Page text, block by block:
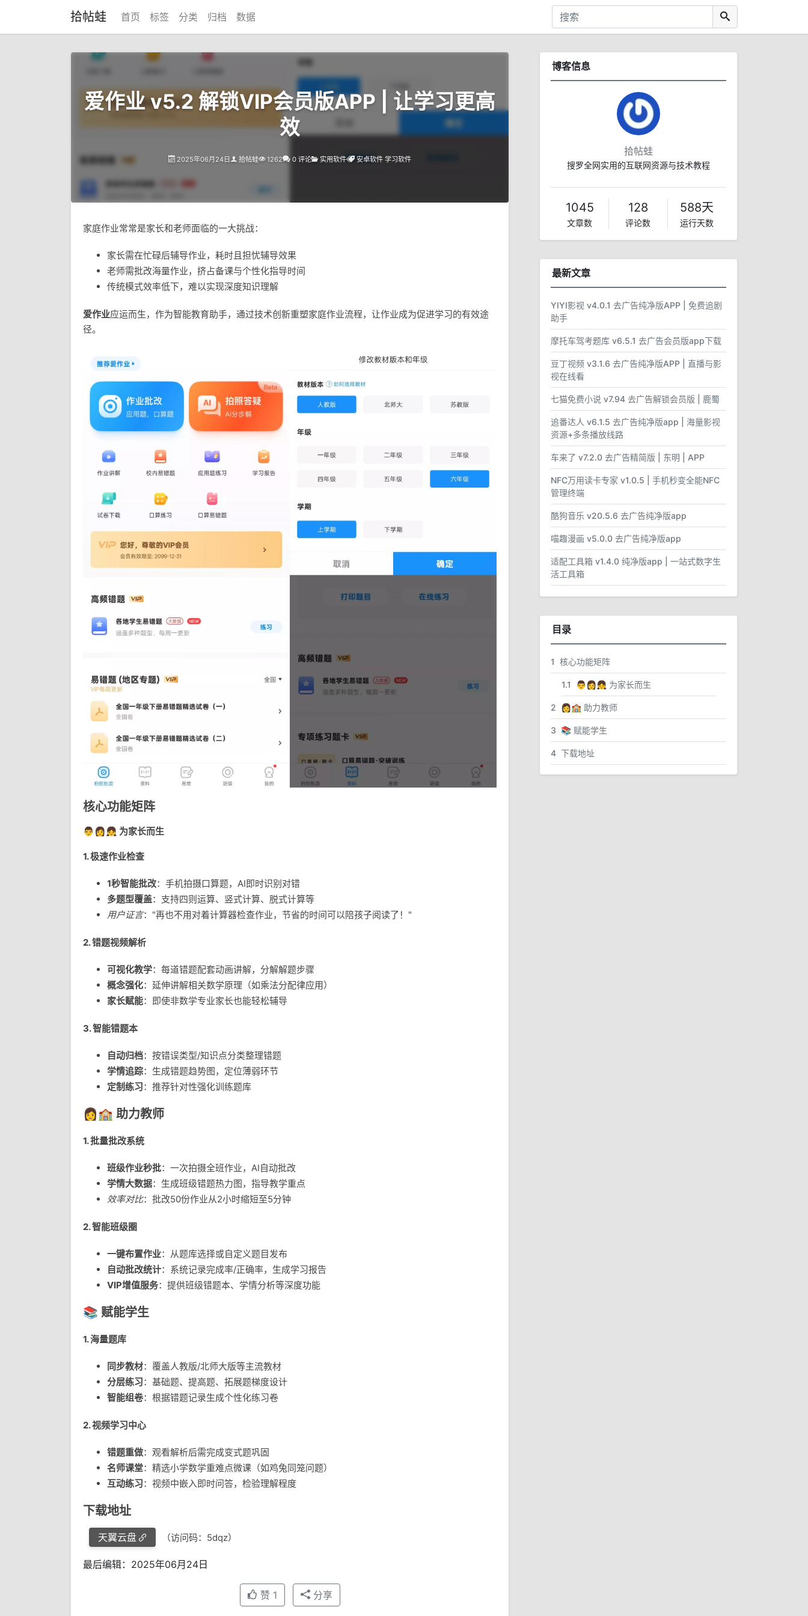
拾帖蛙 首页 标签 分类 归档 数据
爱作业 v5.2 解锁VIP会员版APP | 让学习更高
效
2025年06月24日 拾帖蛙 1262 0 评论 实用软件 安卓软件 学习软件
家庭作业常常是家长和老师面临的一大挑战：
家长需在忙碌后辅导作业，耗时且担忧辅导效果
老师需批改海量作业，挤占备课与个性化指导时间
传统模式效率低下，难以实现深度知识理解
爱作业应运而生，作为智能教育助手，通过技术创新重塑家庭作业流程，让作业成为促进学习的有效途
径。
核心功能矩阵
👨👩👧 为家长而生
1. 极速作业检查
1秒智能批改：手机拍摄口算题，AI即时识别对错
多题型覆盖：支持四则运算、竖式计算、脱式计算等
用户证言："再也不用对着计算器检查作业，节省的时间可以陪孩子阅读了！"
2. 错题视频解析
可视化教学：每道错题配套动画讲解，分解解题步骤
概念强化：延伸讲解相关数学原理（如乘法分配律应用）
家长赋能：即使非数学专业家长也能轻松辅导
3. 智能错题本
自动归档：按错误类型/知识点分类整理错题
学情追踪：生成错题趋势图，定位薄弱环节
定制练习：推荐针对性强化训练题库
👩🏫 助力教师
1. 批量批改系统
班级作业秒批：一次拍摄全班作业，AI自动批改
学情大数据：生成班级错题热力图，指导教学重点
效率对比：批改50份作业从2小时缩短至5分钟
2. 智能班级圈
一键布置作业：从题库选择或自定义题目发布
自动批改统计：系统记录完成率/正确率，生成学习报告
VIP增值服务：提供班级错题本、学情分析等深度功能
📚 赋能学生
1. 海量题库
同步教材：覆盖人教版/北师大版等主流教材
分层练习：基础题、提高题、拓展题梯度设计
智能组卷：根据错题记录生成个性化练习卷
2. 视频学习中心
错题重做：观看解析后需完成变式题巩固
名师课堂：精选小学数学重难点微课（如鸡兔同笼问题）
互动练习：视频中嵌入即时问答，检验理解程度
下载地址
天翼云盘 （访问码：5dqz）
最后编辑：2025年06月24日
赞 1 分享
博客信息
拾帖蛙
搜罗全网实用的互联网资源与技术教程
1045
文章数
128
评论数
588天
运行天数
最新文章
YIYI影视 v4.0.1 去广告纯净版APP | 免费追剧
助手
摩托车驾考题库 v6.5.1 去广告会员版app下载
豆丁视频 v3.1.6 去广告纯净版APP | 直播与影
视在线看
七猫免费小说 v7.94 去广告解锁会员版 | 鹿蜀
追番达人 v6.1.5 去广告纯净版app | 海量影视
资源+多条播放线路
车来了 v7.2.0 去广告精简版 | 东明 | APP
NFC万用读卡专家 v1.0.5 | 手机秒变全能NFC
管理终端
酷狗音乐 v20.5.6 去广告纯净版app
喵趣漫画 v5.0.0 去广告纯净版app
适配工具箱 v1.4.0 纯净版app | 一站式数字生
活工具箱
目录
1 核心功能矩阵
1.1 👨👩👧 为家长而生
2 👩🏫 助力教师
3 📚 赋能学生
4 下载地址